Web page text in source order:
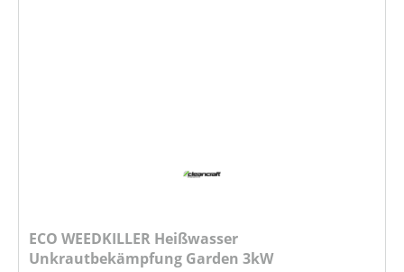
ECO WEEDKILLER Heißwasser
Unkrautbekämpfung Garden 3kW